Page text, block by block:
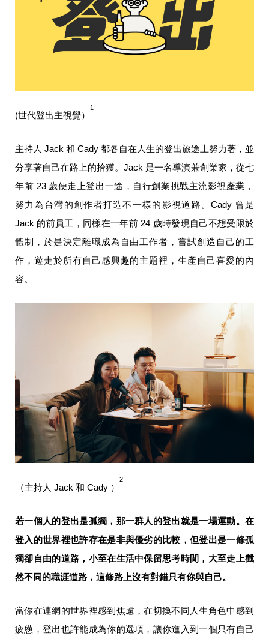
(世代登出主視覺）
1
主持人 Jack 和 Cady 都各自在人生的登出旅途上努力著，並
分享著自己在路上的拾獲。Jack 是一名導演兼創業家，從七
年前 23 歲便走上登出一途，自行創業挑戰主流影視產業，
努力為台灣的創作者打造不一樣的影視道路。Cady 曾是
Jack 的前員工，同樣在一年前 24 歲時發現自己不想受限於
體制，於是決定離職成為自由工作者，嘗試創造自己的工
作，遊走於所有自己感興趣的主題裡，生產自己喜愛的內
容。
（主持人 Jack 和 Cady ）
2
若一個人的登出是孤獨，那一群人的登出就是一場運動。在
登入的世界裡也許存在是非與優劣的比較，但登出是一條孤
獨卻自由的道路，小至在生活中保留思考時間，大至走上截
然不同的職涯道路，這條路上沒有對錯只有你與自己。
當你在連網的世界裡感到焦慮，在切換不同人生角色中感到
疲憊，登出也許能成為你的選項，讓你進入到一個只有自己